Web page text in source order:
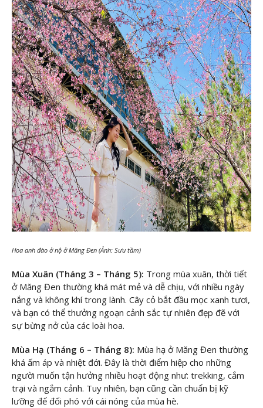
Hoa anh đào ở nộ ở Măng Đen (Ảnh: Sưu tầm)
Mùa Xuân (Tháng 3 – Tháng 5): Trong mùa xuân, thời tiết
ở Măng Đen thường khá mát mẻ và dễ chịu, với nhiều ngày
nắng và không khí trong lành. Cây cỏ bắt đầu mọc xanh tươi,
và bạn có thể thưởng ngoạn cảnh sắc tự nhiên đẹp đẽ với
sự bừng nở của các loài hoa.
Mùa Hạ (Tháng 6 – Tháng 8): Mùa hạ ở Măng Đen thường
khá ấm áp và nhiệt đới. Đây là thời điểm hiệp cho những
người muốn tận hưởng nhiều hoạt động như: trekking, cắm
trại và ngắm cảnh. Tuy nhiên, bạn cũng cần chuẩn bị kỹ
lưỡng để đối phó với cái nóng của mùa hè.